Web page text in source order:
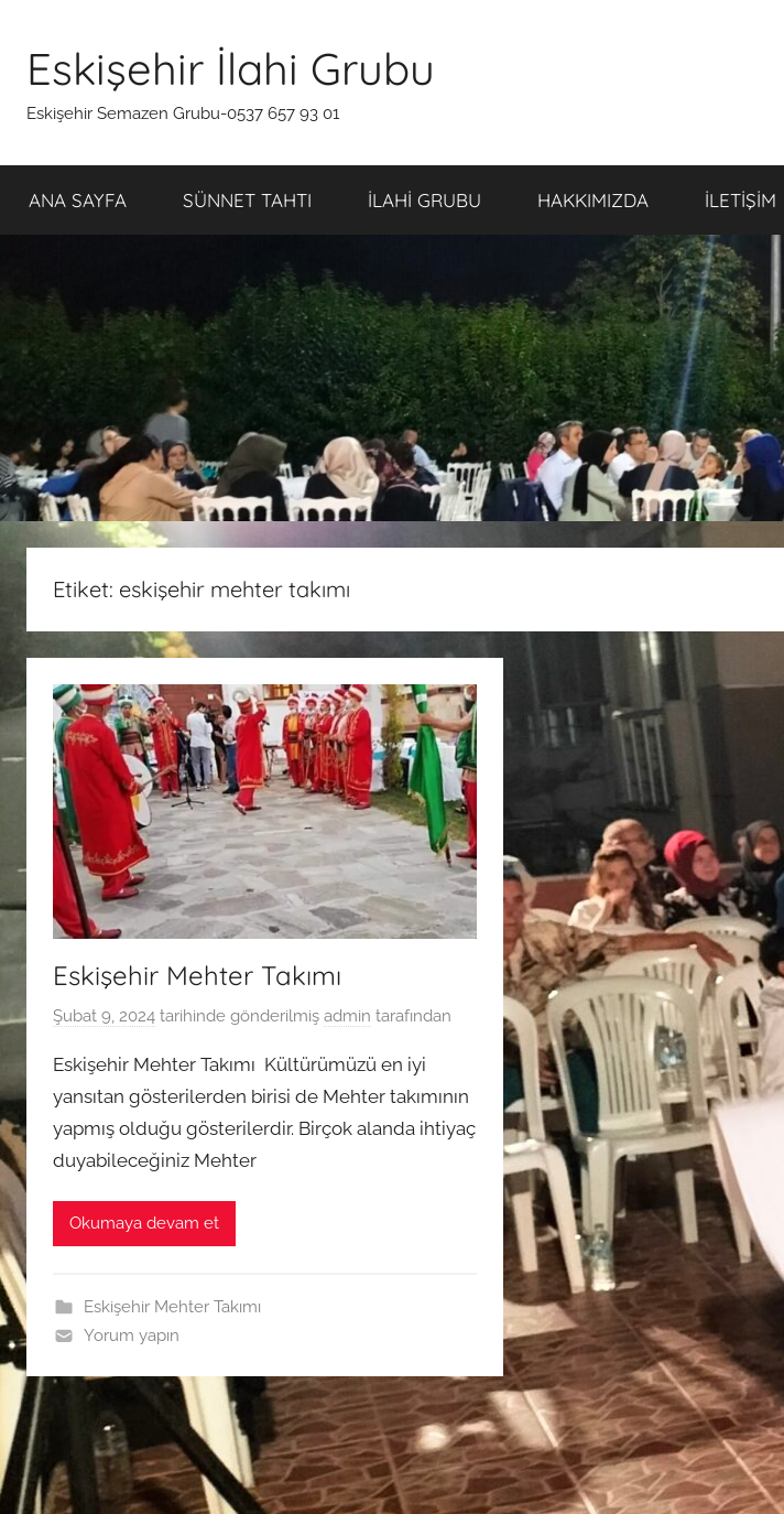
Eskişehir İlahi Grubu
Eskişehir Semazen Grubu-0537 657 93 01
ANA SAYFA SÜNNET TAHTI İLAHİ GRUBU HAKKIMIZDA İLETİŞİM
Etiket: eskişehir mehter takımı
Eskişehir Mehter Takımı
Şubat 9, 2024 tarihinde gönderilmiş admin tarafından
Eskişehir Mehter Takımı Kültürümüzü en iyi
yansıtan gösterilerden birisi de Mehter takımının
yapmış olduğu gösterilerdir. Birçok alanda ihtiyaç
duyabileceğiniz Mehter
Okumaya devam et
Eskişehir Mehter Takımı
Yorum yapın